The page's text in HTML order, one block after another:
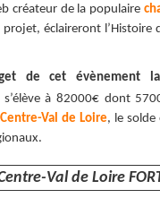
créateur de la populaire
éclaireront l’Histoire
de cet évènement
s’élève à 82000€ dont
Val de Loire, le
Val de Loire